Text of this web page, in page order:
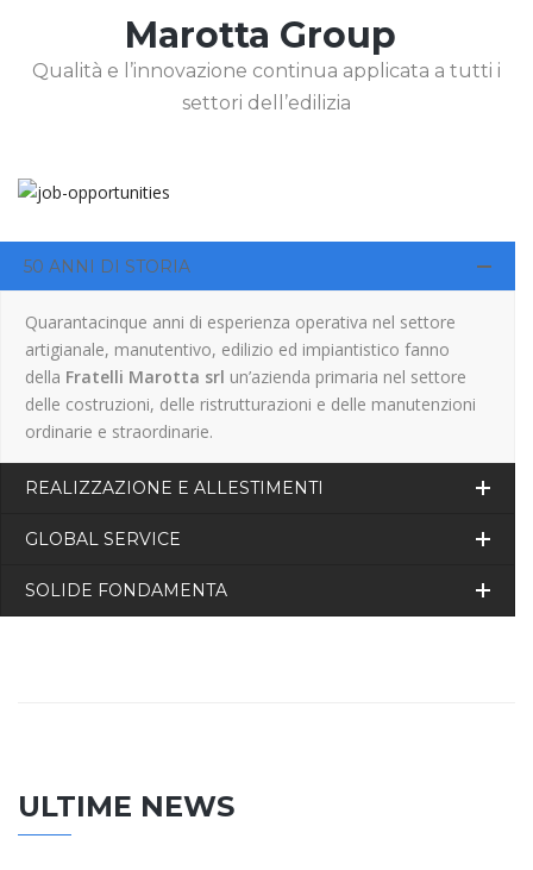
Marotta Group
Qualità e l’innovazione continua applicata a tutti i
settori dell’edilizia
50 ANNI DI STORIA
Quarantacinque anni di esperienza operativa nel settore
artigianale, manutentivo, edilizio ed impiantistico fanno
della Fratelli Marotta srl un’azienda primaria nel settore
delle costruzioni, delle ristrutturazioni e delle manutenzioni
ordinarie e straordinarie.
REALIZZAZIONE E ALLESTIMENTI
GLOBAL SERVICE
SOLIDE FONDAMENTA
ULTIME NEWS